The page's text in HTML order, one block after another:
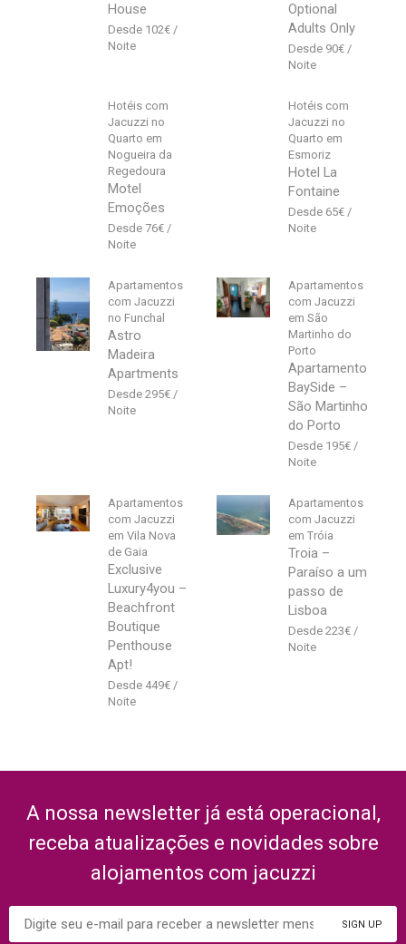
House
102€
Optional
Adults Only
90€
Hotéis com
Jacuzzi no
Quarto em
Nogueira da
Regedoura
Motel
Emoções
76€
Hotéis com
Jacuzzi no
Quarto em
Esmoriz
Hotel La
Fontaine
65€
Apartamentos
com Jacuzzi
no Funchal
Astro
Madeira
Apartments
295€
Apartamentos
com Jacuzzi
em São
Martinho do
Porto
Apartamento
BaySide –
São Martinho
do Porto
195€
Apartamentos
com Jacuzzi
em Vila Nova
de Gaia
Exclusive
Luxury4you –
Beachfront
Boutique
Penthouse
Apt!
449€
Apartamentos
com Jacuzzi
em Tróia
Troia –
Paraíso a um
passo de
Lisboa
223€
A nossa newsletter já está operacional,
receba atualizações e novidades sobre
alojamentos com jacuzzi